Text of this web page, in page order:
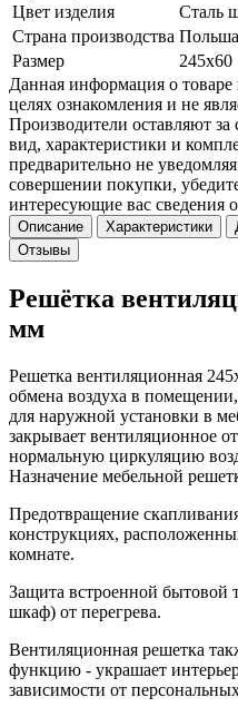
Цвет изделия
Сталь
Страна производства Польша
Размер
245x60
Данная информация о товаре
целях ознакомления и не
Производители оставляют
вид, характеристики и
предварительно не
совершении покупки,
интересующие вас сведения
Описание Характеристики
Отзывы
Решётка
мм
Решетка вентиляционная
обмена воздуха в
для наружной установки в
закрывает вентиляционное
нормальную циркуляцию
Назначение мебельной
Предотвращение
конструкциях,
комнате.
Защита встроенной бытовой
шкаф) от перегрева.
Вентиляционная решетка
функцию - украшает
зависимости от